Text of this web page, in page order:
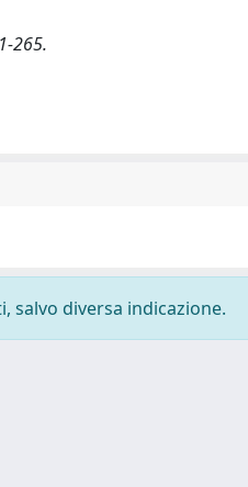
265.
salvo diversa indicazione.